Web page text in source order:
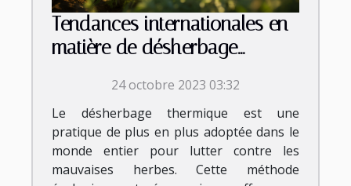
Tendances internationales en
matière de désherbage
24 octobre 2023 03:32
Le désherbage thermique est une
pratique de plus en plus adoptée dans le
monde entier pour lutter contre les
mauvaises herbes. Cette méthode